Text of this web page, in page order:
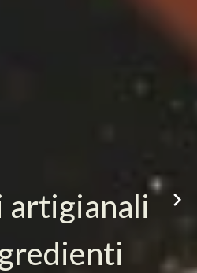
artigianali